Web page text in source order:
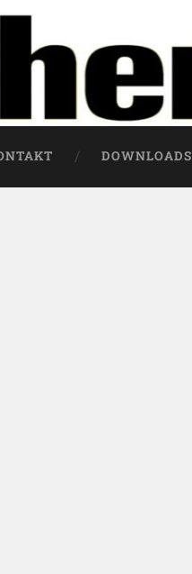
DOWNLOADS